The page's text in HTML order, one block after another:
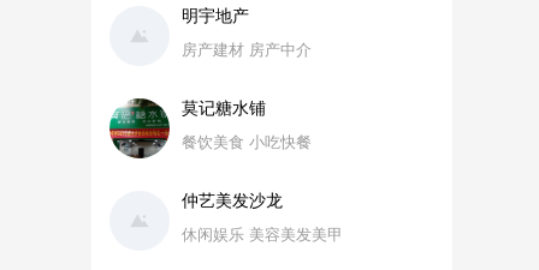
明宇地产
房产建材 房产中介
莫记糖水铺
餐饮美食 小吃快餐
仲艺美发沙龙
休闲娱乐 美容美发美甲